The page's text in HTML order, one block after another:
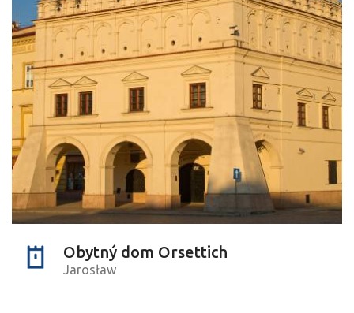
Obytný dom Orsettich
Jarosław